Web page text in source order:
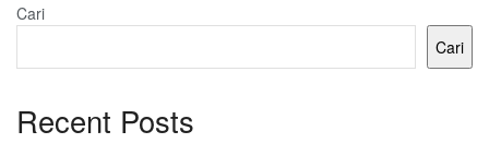
Cari
Cari
Recent Posts